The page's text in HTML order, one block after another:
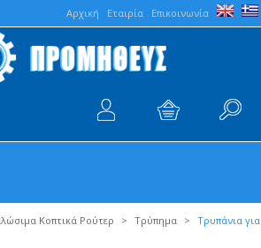
Aρχική Εταιρία Επικοινωνία
Κοπτικά Ρούτερ > Τρύπημα > Τρυπάνια για